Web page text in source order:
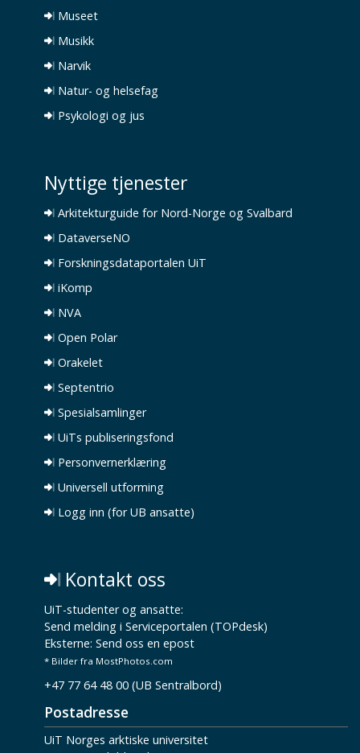
Museet
Musikk
Narvik
Natur- og helsefag
Psykologi og jus
Nyttige tjenester
Arkitekturguide for Nord-Norge og Svalbard
DataverseNO
Forskningsdataportalen UiT
iKomp
NVA
Open Polar
Orakelet
Septentrio
Spesialsamlinger
UiTs publiseringsfond
Personvernerklæring
Universell utforming
Logg inn (for UB ansatte)
Kontakt oss
UiT-studenter og ansatte:
Send melding i Serviceportalen (TOPdesk)
Eksterne: Send oss en epost
* Bilder fra MostPhotos.com
+47 77 64 48 00 (UB Sentralbord)
Postadresse
UiT Norges arktiske universitet